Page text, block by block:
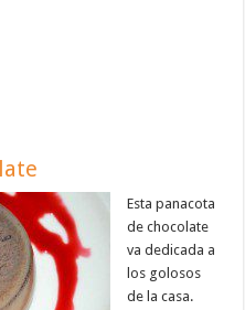
Esta panacota
de chocolate
va dedicada a
los golosos
de la casa.